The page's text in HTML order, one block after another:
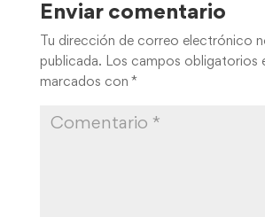
Enviar comentario
Tu dirección de correo electrónico
publicada. Los campos obligatorios
marcados con *